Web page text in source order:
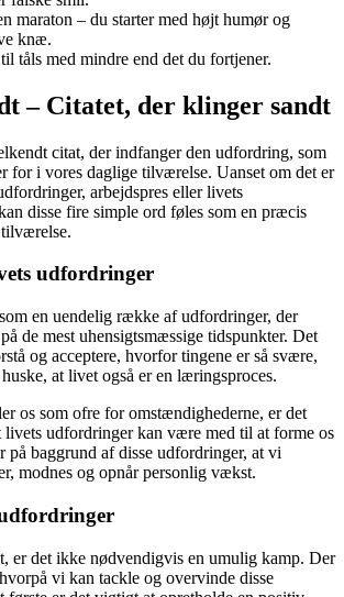
maraton – du starter med højt humør og
knæ.
tåls med mindre end det du fortjener.
– Citatet, der klinger sandt
citat, der indfanger den udfordring, som
for i vores daglige tilværelse. Uanset om det er
arbejdspres eller livets
disse fire simple ord føles som en præcis
udfordringer
en uendelig række af udfordringer, der
de mest uhensigtsmæssige tidspunkter. Det
og acceptere, hvorfor tingene er så svære,
at livet også er en læringsproces.
os som ofre for omstændighederne, er det
livets udfordringer kan være med til at forme os
på baggrund af disse udfordringer, at vi
modnes og opnår personlig vækst.
er det ikke nødvendigvis en umulig kamp. Der
vi kan tackle og overvinde disse